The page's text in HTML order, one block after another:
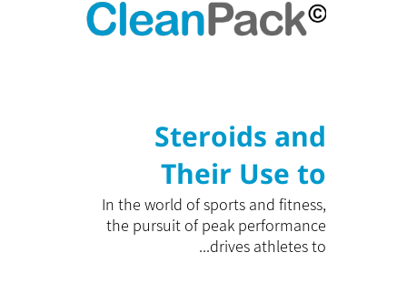
Steroids and
Their Use to
Maximize
Training
In the world of sports and fitness,
the pursuit of peak performance
drives athletes to...